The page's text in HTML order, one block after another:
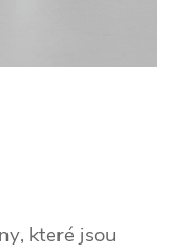
které jsou